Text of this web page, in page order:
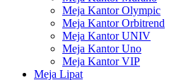
Meja Kantor Olympic
Meja Kantor Orbitrend
Meja Kantor UNIV
Meja Kantor Uno
Meja Kantor VIP
Meja Lipat